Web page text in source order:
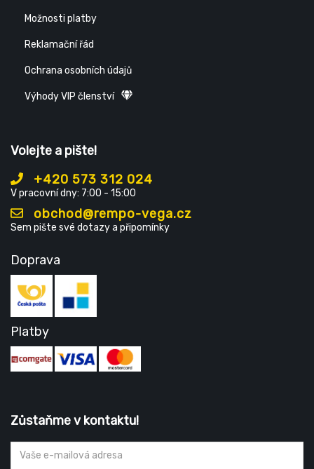
Možnosti platby
Reklamační řád
Ochrana osobních údajů
Výhody VIP členství
Volejte a pište!
+420 573 312 024
V pracovní dny: 7:00 - 15:00
obchod@rempo-vega.cz
Sem pište své dotazy a připomínky
Doprava
Platby
Zůstaňme v kontaktu!